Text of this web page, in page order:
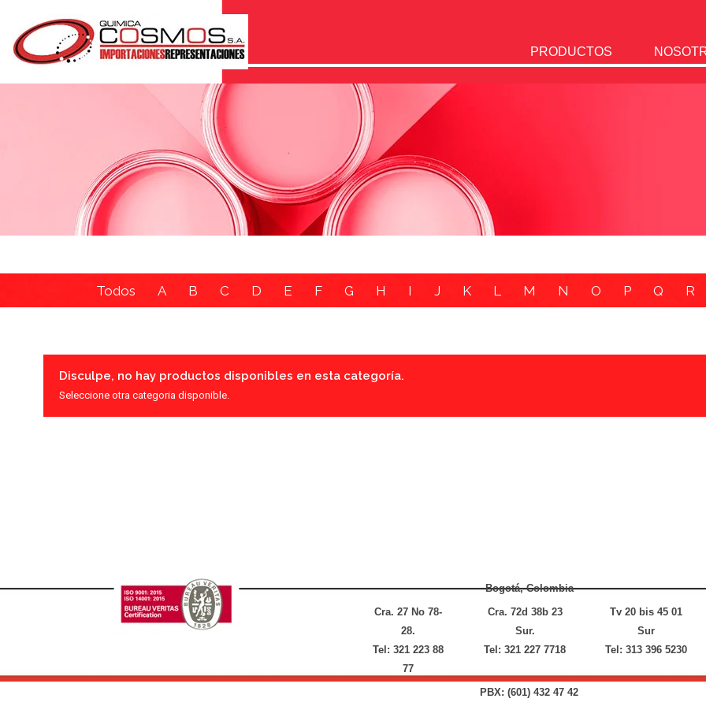
PRODUCTOS
Todos A B C D E F G H I J K L M N O P Q R
Disculpe, no hay productos disponibles en esta categoría.
Seleccione otra categoria disponible.
Bogotá, Colombia
Cra. 27 No 78-
28.
Tel: 321 223 88
77
Cra. 72d 38b 23
Sur.
Tel: 321 227 7718
Tv 20 bis 45 01
Sur
Tel: 313 396 5230
PBX: (601) 432 47 42